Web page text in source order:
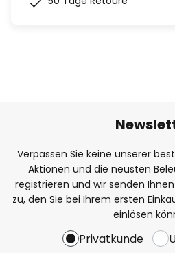
Verpassen Sie keine unserer
Aktionen und die neusten
registrieren und wir senden
zu, den Sie bei Ihrem ersten
einlösen
Privatkunde